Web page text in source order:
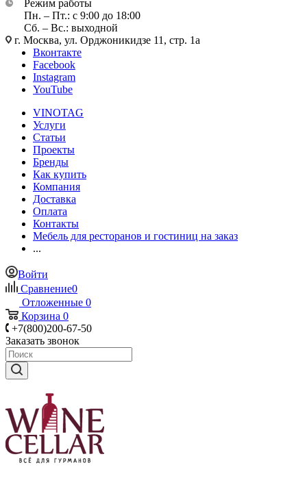
Режим работы
Пн. – Пт.: с 9:00 до 18:00
Сб. – Вс.: выходной
г. Москва, ул. Орджоникидзе 11, стр. 1а
Вконтакте
Facebook
Instagram
YouTube
VINOTAG
Услуги
Статьи
Проекты
Бренды
Как купить
Компания
Доставка
Оплата
Контакты
Мебель для ресторанов и гостиниц на заказ
...
Войти
Сравнение0
Отложенные 0
Корзина 0
+7(800)200-67-50
Заказать звонок